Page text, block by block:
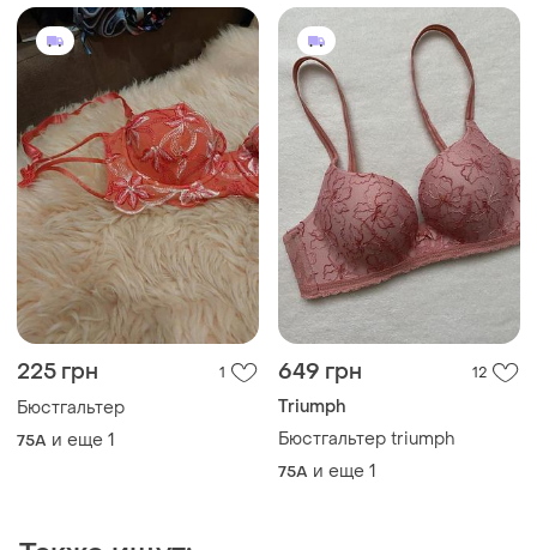
225 грн 1
Бюстгальтер
75A и еще 1
649 грн 12
Triumph
Бюстгальтер triumph
75A и еще 1